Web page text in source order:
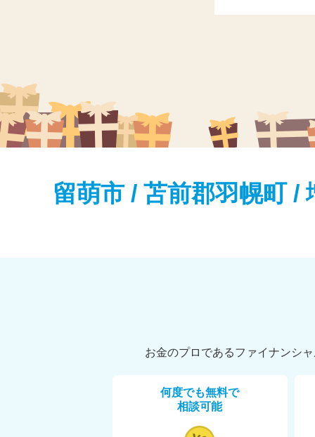
留萌市 / 苫前郡羽幌町 /
お金のプロであるファイナンシ
何度でも無料で
相談可能